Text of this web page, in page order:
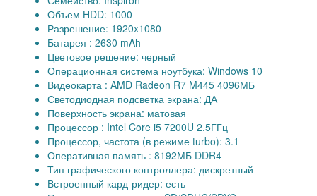
Объем HDD: 1000
Разрешение: 1920x1080
Батарея : 2630 mAh
Цветовое решение: черный
Операционная система ноутбука: Windows 10
Видеокарта : AMD Radeon R7 M445 4096МБ
Светодиодная подсветка экрана: ДА
Поверхность экрана: матовая
Процессор : Intel Core i5 7200U 2.5ГГц
Процессор, частота (в режиме turbo): 3.1
Оперативная память : 8192МБ DDR4
Тип графического контроллера: дискретный
Встроенный кард-ридер: есть